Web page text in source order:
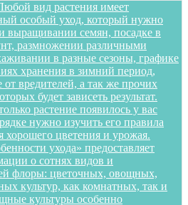
вид растения имеет
особый уход, который нужно
выращивании семян, посадке в
размножении различными
в разные сезоны, графике
хранения в зимний период,
от вредителей, а так же прочих
будет зависеть результат.
растение появилось у вас
нужно изучить его правила
хорошего цветения и урожая.
ухода» предоставляет
о сотнях видов и
флоры: цветочных, овощных,
культур, как комнатных, так и
культуры особенно